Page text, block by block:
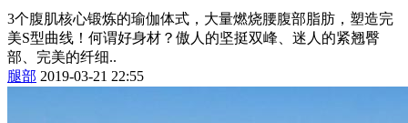
3个腹肌核心锻炼的瑜伽体式，大量燃烧腰腹部脂肪，塑造完
美S型曲线！何谓好身材？傲人的坚挺双峰、迷人的紧翘臀
部、完美的纤细..
腿部 2019-03-21 22:55